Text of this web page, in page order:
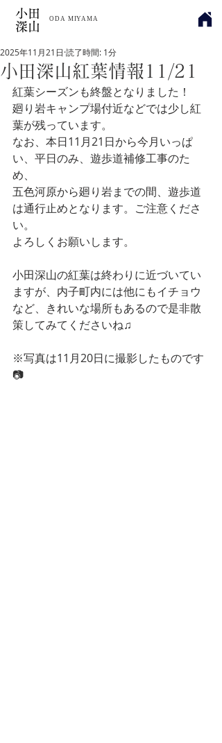
小田
深山
​ODA MIYAMA
小田深山紅葉情報11/21
2025年11月21日 読了時間: 1分
紅葉シーズンも終盤となりました！
廻り岩キャンプ場付近などでは少し紅
葉が残っています。
なお、本日11月21日から今月いっぱ
い、平日のみ、遊歩道補修工事のた
め、
五色河原から廻り岩までの間、遊歩道
は通行止めとなります。ご注意くださ
い。
よろしくお願いします。
小田深山の紅葉は終わりに近づいてい
ますが、内子町内には他にもイチョウ
など、きれいな場所もあるので是非散
策してみてくださいね♫
※写真は11月20日に撮影したものです
📷